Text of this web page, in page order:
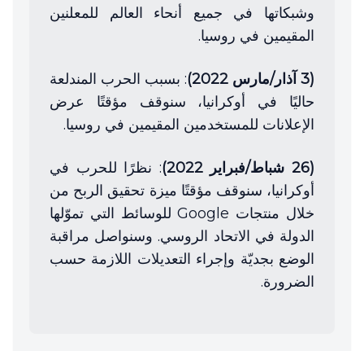
وشبكاتها في جميع أنحاء العالم للمعلنين
المقيمين في روسيا.
(3 آذار/مارس 2022)
: بسبب الحرب المندلعة
حاليًا في أوكرانيا، سنوقف مؤقتًا عرض
الإعلانات للمستخدمين المقيمين في روسيا.
(26 شباط/فبراير 2022)
: نظرًا للحرب في
أوكرانيا، سنوقف مؤقتًا ميزة تحقيق الربح من
خلال منتجات Google للوسائط التي تموّلها
الدولة في الاتحاد الروسي. وسنواصل مراقبة
الوضع بجديّة وإجراء التعديلات اللازمة حسب
الضرورة.